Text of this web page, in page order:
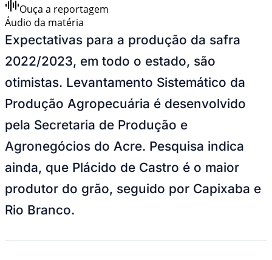
Ouça a reportagem
Áudio da matéria
Expectativas para a produção da safra
2022/2023, em todo o estado, são
otimistas. Levantamento Sistemático da
Produção Agropecuária é desenvolvido
pela Secretaria de Produção e
Agronegócios do Acre. Pesquisa indica
ainda, que Plácido de Castro é o maior
produtor do grão, seguido por Capixaba e
Rio Branco.